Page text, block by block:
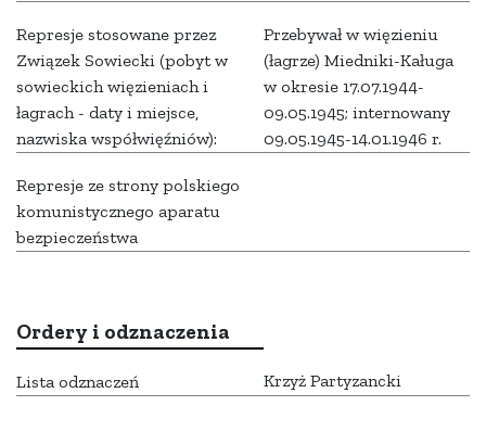
Represje stosowane przez
Związek Sowiecki (pobyt w
sowieckich więzieniach i
łagrach - daty i miejsce,
nazwiska współwięźniów):
Przebywał w więzieniu
(łagrze) Miedniki-Kaługa
w okresie 17.07.1944-
09.05.1945; internowany
09.05.1945-14.01.1946 r.
Represje ze strony polskiego
komunistycznego aparatu
bezpieczeństwa
Ordery i odznaczenia
Lista odznaczeń Krzyż Partyzancki